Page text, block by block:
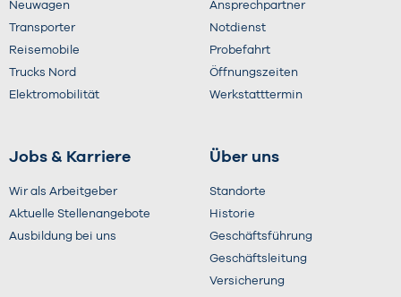
Neuwagen
Transporter
Reisemobile
Trucks Nord
Elektromobilität
Ansprechpartner
Notdienst
Probefahrt
Öffnungszeiten
Werkstatttermin
Jobs & Karriere
Wir als Arbeitgeber
Aktuelle Stellenangebote
Ausbildung bei uns
Über uns
Standorte
Historie
Geschäftsführung
Geschäftsleitung
Versicherung